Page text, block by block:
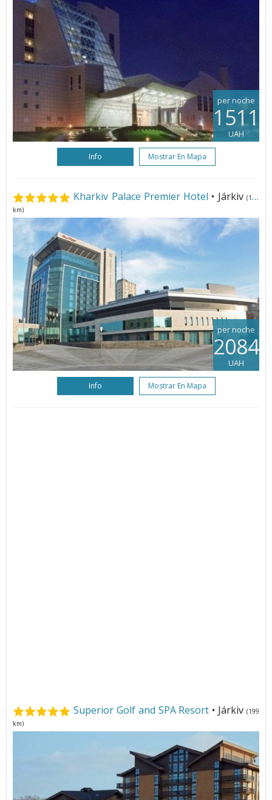
per noche
1511
UAH
Info Mostrar En Mapa
Kharkiv Palace Premier Hotel • Járkiv(192
km)
per noche
2084
UAH
Info Mostrar En Mapa
Superior Golf and SPA Resort • Járkiv (199
km)